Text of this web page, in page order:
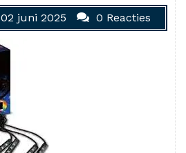
02 juni 2025 0 Reacties